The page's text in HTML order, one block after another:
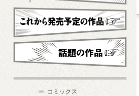
新刊・近刊
これから発売予定
コミックス